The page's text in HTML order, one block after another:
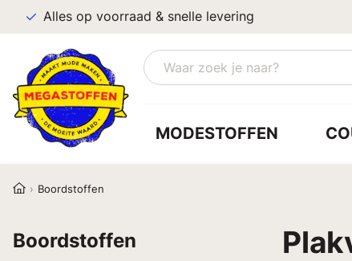
Alles op voorraad & snelle levering
MODESTOFFEN
Boordstoffen
Boordstoffen